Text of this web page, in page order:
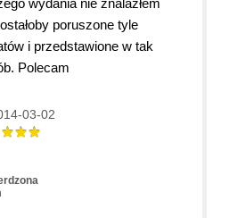
poruszone tyle
i przedstawione w tak
Polecam
03-02